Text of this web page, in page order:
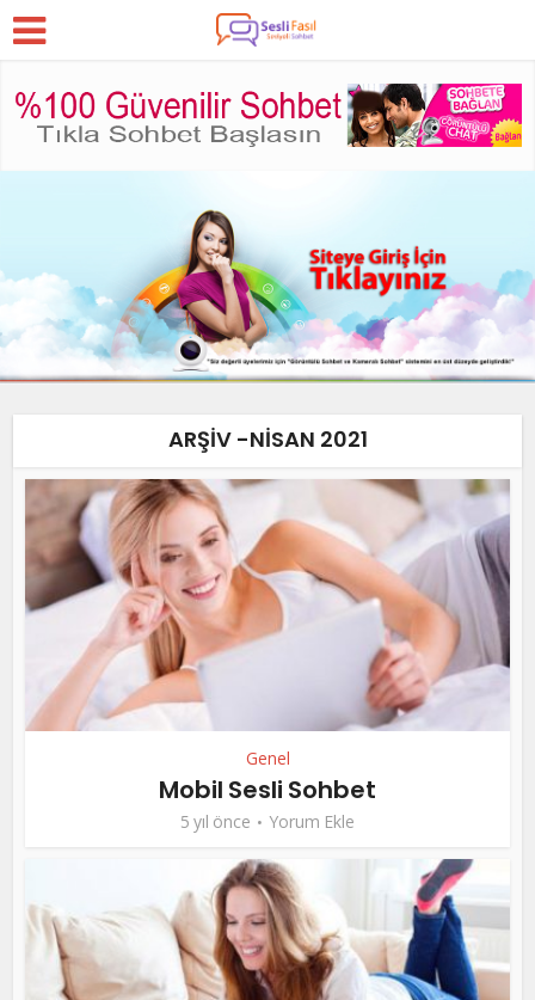
ARŞIV -NISAN 2021
Genel
Mobil Sesli Sohbet
5 yıl önce Yorum Ekle